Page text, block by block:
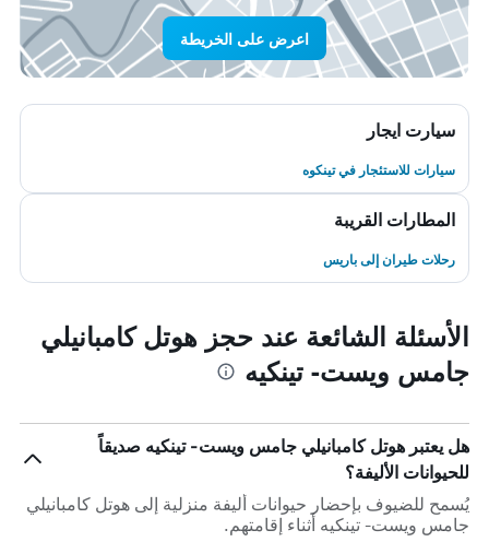
اعرض على الخريطة
سيارت ايجار
سيارات للاستئجار في تينكوه
المطارات القريبة
رحلات طيران إلى باريس
الأسئلة الشائعة عند حجز هوتل كامبانيلي
جامس ويست- تينكيه
هل يعتبر هوتل كامبانيلي جامس ويست- تينكيه صديقاً
للحيوانات الأليفة؟
يُسمح للضيوف بإحضار حيوانات أليفة منزلية إلى هوتل كامبانيلي
جامس ويست- تينكيه أثناء إقامتهم.